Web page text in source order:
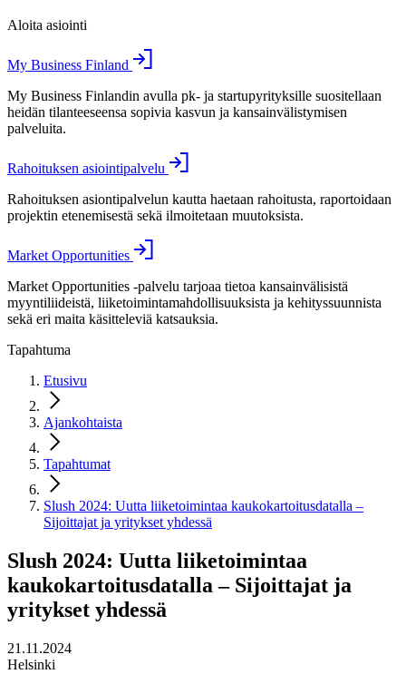
Aloita asiointi
My Business Finland
My Business Finlandin avulla pk- ja startupyrityksille suositellaan
heidän tilanteeseensa sopivia kasvun ja kansainvälistymisen
palveluita.
Rahoituksen asiointipalvelu
Rahoituksen asiontipalvelun kautta haetaan rahoitusta, raportoidaan
projektin etenemisestä sekä ilmoitetaan muutoksista.
Market Opportunities
Market Opportunities -palvelu tarjoaa tietoa kansainvälisistä
myyntiliideistä, liiketoimintamahdollisuuksista ja kehityssuunnista
sekä eri maita käsitteleviä katsauksia.
Tapahtuma
Etusivu
Ajankohtaista
Tapahtumat
Slush 2024: Uutta liiketoimintaa kaukokartoitusdatalla –
Sijoittajat ja yritykset yhdessä
Slush 2024: Uutta liiketoimintaa
kaukokartoitusdatalla – Sijoittajat ja
yritykset yhdessä
21.11.2024
Helsinki